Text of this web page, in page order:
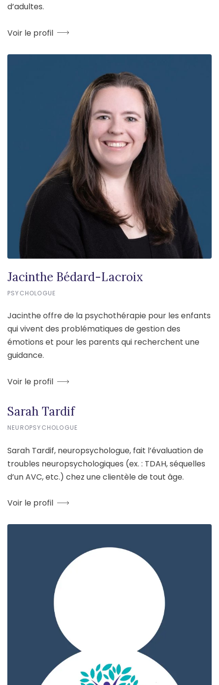
d’adultes.
Voir le profil
Jacinthe Bédard-Lacroix
PSYCHOLOGUE
Jacinthe offre de la psychothérapie pour les enfants
qui vivent des problématiques de gestion des
émotions et pour les parents qui recherchent une
guidance.
Voir le profil
Sarah Tardif
NEUROPSYCHOLOGUE
Sarah Tardif, neuropsychologue, fait l’évaluation de
troubles neuropsychologiques (ex. : TDAH, séquelles
d’un AVC, etc.) chez une clientèle de tout âge.
Voir le profil